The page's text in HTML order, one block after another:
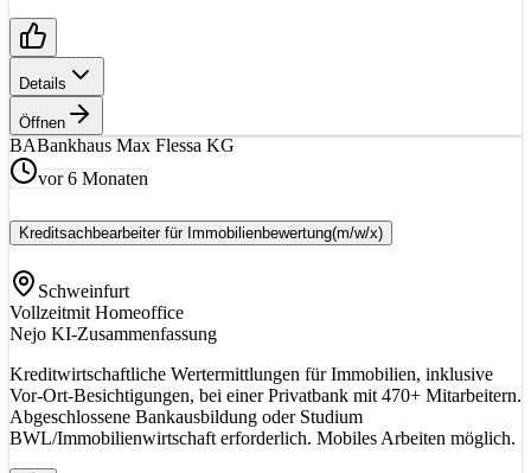
Details
Öffnen
BABankhaus Max Flessa KG
vor 6 Monaten
Kreditsachbearbeiter für Immobilienbewertung(m/w/x)
Schweinfurt
Vollzeitmit Homeoffice
Nejo KI-Zusammenfassung
Kreditwirtschaftliche Wertermittlungen für Immobilien, inklusive
Vor-Ort-Besichtigungen, bei einer Privatbank mit 470+ Mitarbeitern.
Abgeschlossene Bankausbildung oder Studium
BWL/Immobilienwirtschaft erforderlich. Mobiles Arbeiten möglich.